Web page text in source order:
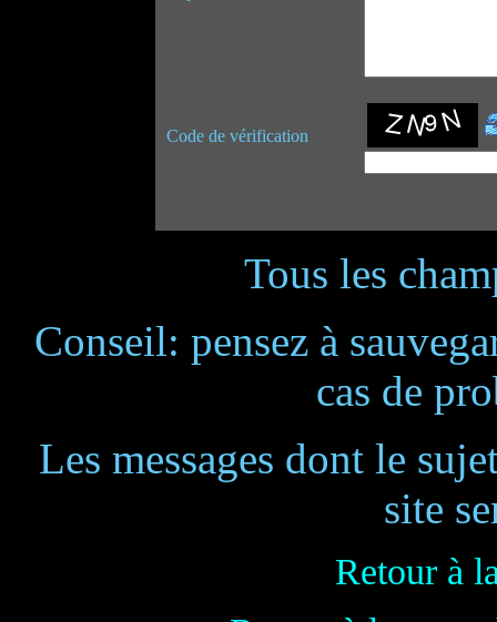
Code de vérification
Tous les
Conseil: pensez à
cas de
Les messages dont le
site
Retour à